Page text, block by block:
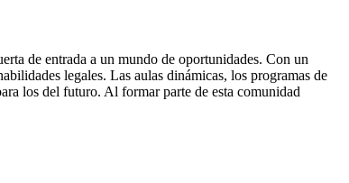
de entrada a un mundo de oportunidades. Con un
legales. Las aulas dinámicas, los programas de
los del futuro. Al formar parte de esta comunidad